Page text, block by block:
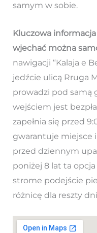
samym w sobie.
Kluczowa
wjechać można
nawigacji “Kalaja e
jedźcie ulicą Rruga
prowadzi pod samą
wejściem jest
zapełnia się przed
gwarantuje miejsce
przed dziennym
poniżej 8 lat ta
strome podejście
różnicę dla reszty